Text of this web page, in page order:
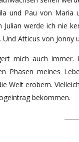
und Pau von Maria
Julian werde ich nie
Und Atticus von
mich auch
Phasen meines
Welt erobern.
bekommen.